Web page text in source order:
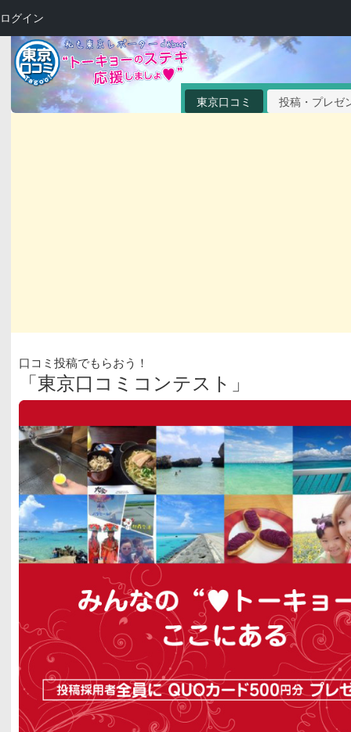
東京口コミ 投稿・プレゼ
口コミ投稿でもらおう！
「東京口コミコンテスト」
ログイン